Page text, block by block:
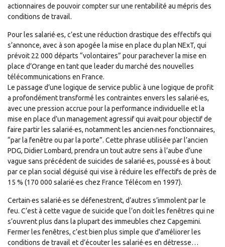
actionnaires de pouvoir compter sur une rentabilité au mépris des
conditions de travail.
Pour les salarié·es, c’est une réduction drastique des effectifs qui
s’annonce, avec à son apogée la mise en place du plan NExT, qui
prévoit 22 000 départs “volontaires” pour parachever la mise en
place d’Orange en tant que leader du marché des nouvelles
télécommunications en France.
Le passage d’une logique de service public à une logique de profit
a profondément transformé les contraintes envers les salarié·es,
avec une pression accrue pour la performance individuelle et la
mise en place d’un management agressif qui avait pour objectif de
faire partir les salarié·es, notamment les ancien·nes fonctionnaires,
“par la fenêtre ou par la porte”. Cette phrase utilisée par l’ancien
PDG, Didier Lombard, prendra un tout autre sens à l’aube d’une
vague sans précédent de suicides de salarié·es, poussé·es à bout
par ce plan social déguisé qui vise à réduire les effectifs de près de
15 % (170 000 salarié·es chez France Télécom en 1997).
Certain·es salarié·es se défenestrent, d’autres s’immolent par le
feu. C’est à cette vague de suicide que l’on doit les fenêtres qui ne
s’ouvrent plus dans la plupart des immeubles chez Capgemini.
Fermer les fenêtres, c’est bien plus simple que d’améliorer les
conditions de travail et d’écouter les salarié·es en détresse…